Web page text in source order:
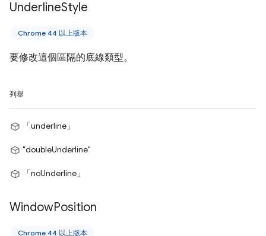
UnderlineStyle
Chrome 44 以上版本
要修改這個區隔的底線類型。
列舉
「underline」
"doubleUnderline"
「noUnderline」
WindowPosition
Chrome 44 以上版本